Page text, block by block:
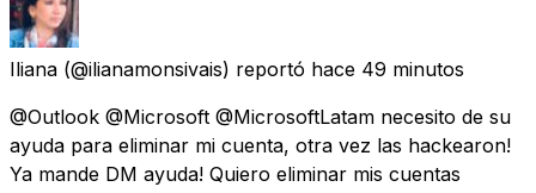
Iliana (@ilianamonsivais) reportó hace 49 minutos
@Outlook @Microsoft @MicrosoftLatam necesito de su
ayuda para eliminar mi cuenta, otra vez las hackearon!
Ya mande DM ayuda! Quiero eliminar mis cuentas